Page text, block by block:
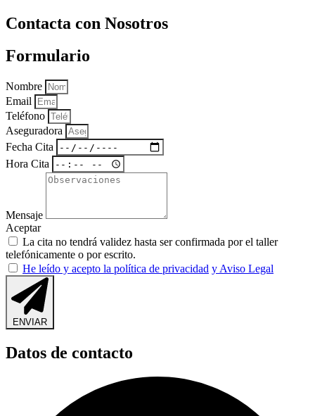
Contacta con Nosotros
Formulario
Nombre
Email
Teléfono
Aseguradora
Fecha Cita
Hora Cita
Mensaje
Aceptar
La cita no tendrá validez hasta ser confirmada por el taller
telefónicamente o por escrito.
He leído y acepto la política de privacidad y Aviso Legal
ENVIAR
Datos de contacto